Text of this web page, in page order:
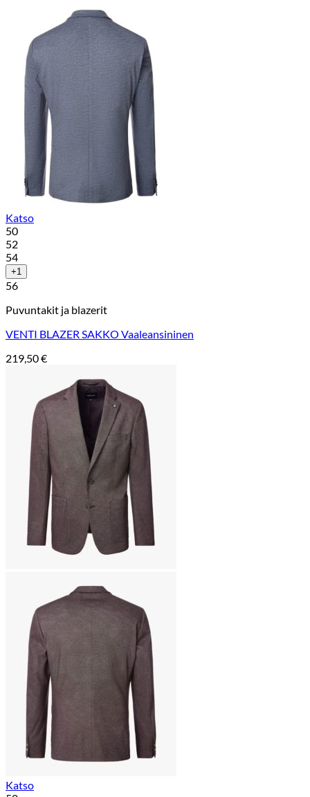
Katso
50
52
54
+1
56
Puvuntakit ja blazerit
VENTI BLAZER SAKKO Vaaleansininen
219,50€
Katso